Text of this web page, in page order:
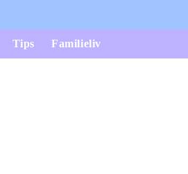
Tips Familieliv